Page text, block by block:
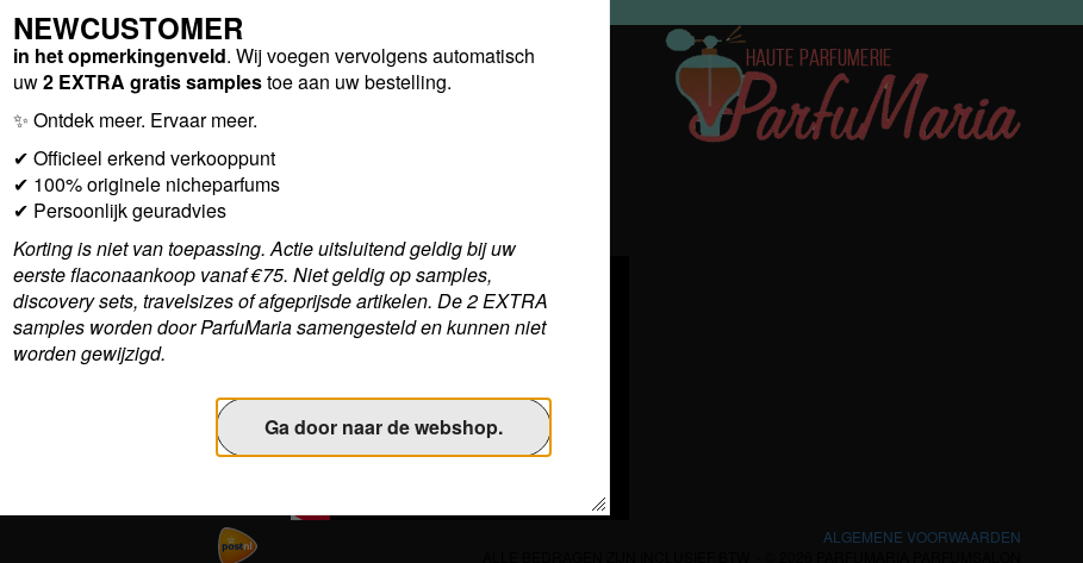
to the links
vragen
retourneringen
Social media
ALGEMENE VOORWAARDEN
NEWCUSTOMER
in het opmerkingenveld. Wij voegen vervolgens automatisch
uw2 EXTRA gratis samplestoe aan uw bestelling.
✨ Ontdek meer. Ervaar meer.
✔ Officieel erkend verkooppunt
✔ 100% originele nicheparfums
✔ Persoonlijk geuradvies
Korting is niet van toepassing. Actie uitsluitend geldig bij uw
eerste flaconaankoop vanaf €75. Niet geldig op samples,
discovery sets, travelsizes of afgeprijsde artikelen. De 2 EXTRA
samples worden door ParfuMaria samengesteld en kunnen niet
worden gewijzigd.
Ga door naar de webshop.